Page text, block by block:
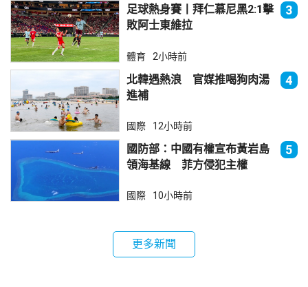
足球熱身賽丨拜仁慕尼黑2:1擊
敗阿士東維拉
3
體育 2小時前
北韓遇熱浪 官媒推喝狗肉湯
進補
4
國際 12小時前
國防部：中國有權宣布黃岩島
領海基線 菲方侵犯主權
5
國際 10小時前
更多新聞